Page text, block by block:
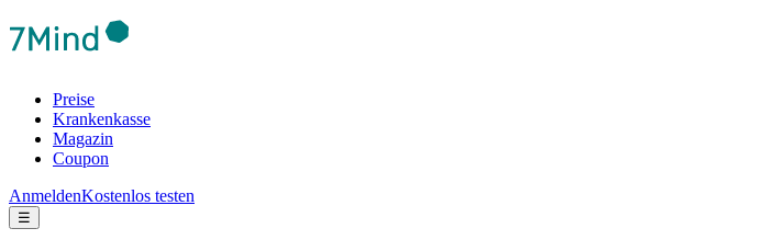
Preise
Krankenkasse
Magazin
Coupon
AnmeldenKostenlos testen
☰